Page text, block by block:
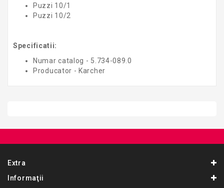
Puzzi 10/1
Puzzi 10/2
Specificatii:
Numar catalog - 5.734-089.0
Producator - Karcher
Extra
Informaţii